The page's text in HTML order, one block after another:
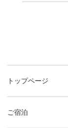
トップページ
ご宿泊